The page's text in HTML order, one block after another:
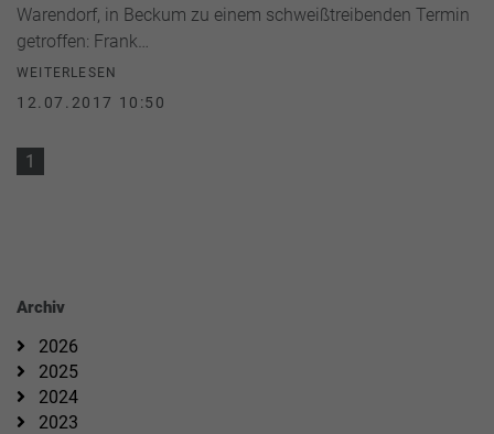
Warendorf, in Beckum zu einem schweißtreibenden Termin
getroffen: Frank…
WEITERLESEN
12.07.2017 10:50
1
Archiv
2026
2025
2024
2023